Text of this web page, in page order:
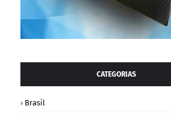
CATEGORIAS
Brasil